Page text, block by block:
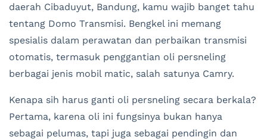
daerah Cibaduyut, Bandung, kamu wajib banget tahu
tentang Domo Transmisi. Bengkel ini memang
spesialis dalam perawatan dan perbaikan transmisi
otomatis, termasuk penggantian oli persneling
berbagai jenis mobil matic, salah satunya Camry.
Kenapa sih harus ganti oli persneling secara berkala?
Pertama, karena oli ini fungsinya bukan hanya
sebagai pelumas, tapi juga sebagai pendingin dan